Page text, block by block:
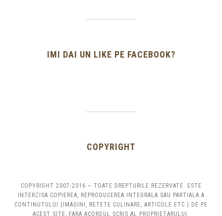
IMI DAI UN LIKE PE FACEBOOK?
COPYRIGHT
COPYRIGHT 2007-2016 ~ TOATE DREPTURILE REZERVATE. ESTE
INTERZISA COPIEREA, REPRODUCEREA INTEGRALA SAU PARTIALA A
CONTINUTULUI (IMAGINI, RETETE CULINARE, ARTICOLE ETC.) DE PE
ACEST SITE, FARA ACORDUL SCRIS AL PROPRIETARULUI.